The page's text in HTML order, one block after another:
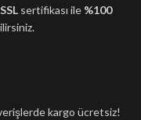
sertifikası ile %100
kargo ücretsiz!